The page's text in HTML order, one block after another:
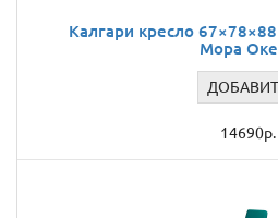
Калгари кресло
Мора
14690р.